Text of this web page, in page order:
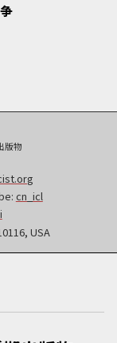
版物
cn_icl
USA